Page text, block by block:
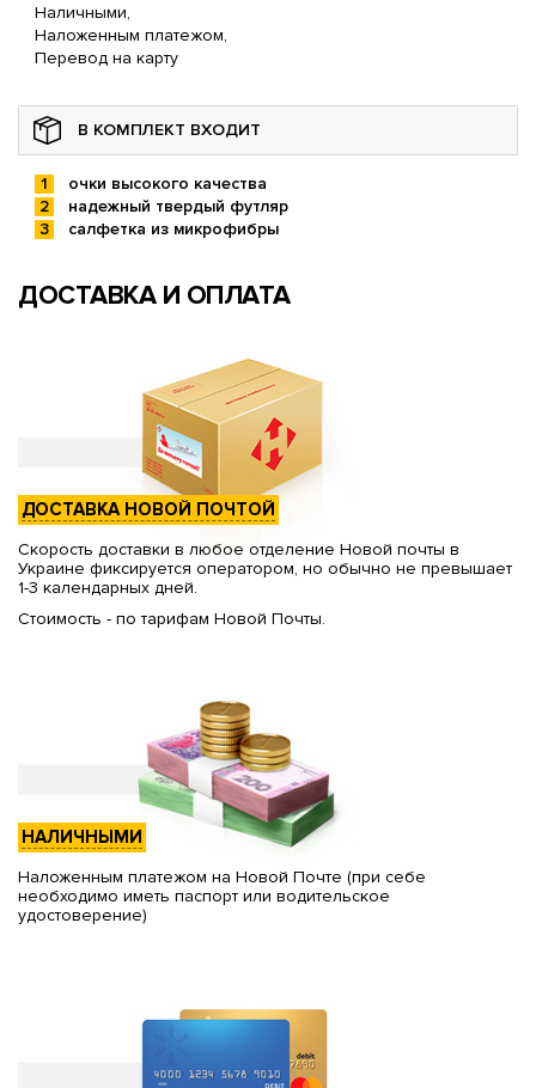
Наличными,
Наложенным платежом,
Перевод на карту
В КОМПЛЕКТ ВХОДИТ
очки высокого качества
надежный твердый футляр
салфетка из микрофибры
ДОСТАВКА И ОПЛАТА
ДОСТАВКА НОВОЙ ПОЧТОЙ
Скорость доставки в любое отделение Новой почты в
Украине фиксируется оператором, но обычно не превышает
1-3 календарных дней.
Стоимость - по тарифам Новой Почты.
НАЛИЧНЫМИ
Наложенным платежом на Новой Почте (при себе
необходимо иметь паспорт или водительское
удостоверение)